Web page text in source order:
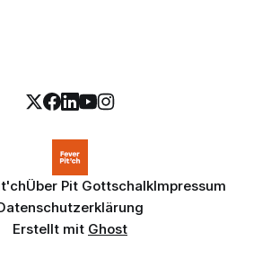
Über Pit GottschalkImpressum
Erstellt mit Ghost